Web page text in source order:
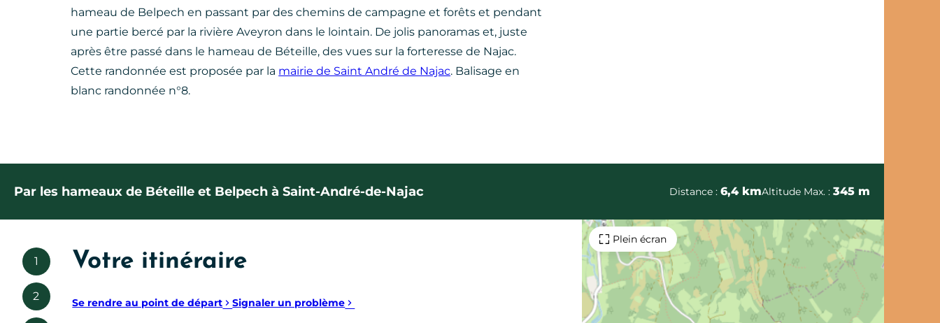
hameau de Belpech en passant par des chemins de campagne et forêts et pendant
une partie bercé par la rivière Aveyron dans le lointain. De jolis panoramas et, juste
après être passé dans le hameau de Béteille, des vues sur la forteresse de Najac.
Cette randonnée est proposée par la mairie de Saint André de Najac. Balisage en
blanc randonnée n°8.
Par les hameaux de Béteille et Belpech à Saint-André-de-Najac Distance : 6,4 kmAltitude Max. : 345 m
1
2
Votre itinéraire
Se rendre au point de départ Signaler un problème
Plein écran